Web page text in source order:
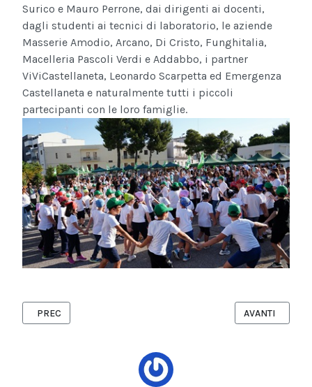
Surico e Mauro Perrone, dai dirigenti ai docenti,
dagli studenti ai tecnici di laboratorio, le aziende
Masserie Amodio, Arcano, Di Cristo, Funghitalia,
Macelleria Pascoli Verdi e Addabbo, i partner
ViViCastellaneta, Leonardo Scarpetta ed Emergenza
Castellaneta e naturalmente tutti i piccoli
partecipanti con le loro famiglie.
ARTICOLO PRECEDENTE: WOMEN FOR PROGRESS 2026:
PREC ARTICOLO
AVANTI